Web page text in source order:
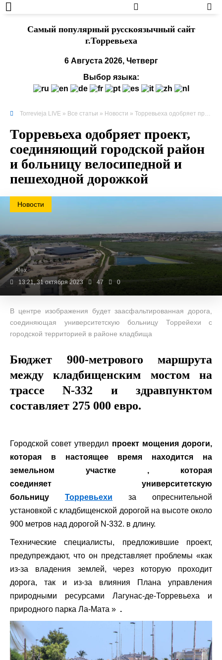
Cамый популярный русскоязычный сайт
г.Торревьеха
6 Августа 2026, Четверг
Выбор языка:
Torrevieja LIVE » Все статьи » Новости » Торревьеха одобряет проект, соединяющий городской район и больницу велосипедной и пешеходной дорожкой
Торревьеха одобряет проект,
соединяющий городской район
и больницу велосипедной и
пешеходной дорожкой
Новости
Alex
13:21, 31 октября 2023
47 0
В центре изображения будет заасфальтированная дорога,
соединяющая университетскую больницу Торрейехи с
городской территорией в районе кладбища
Бюджет 900-метрового маршрута
между кладбищенским мостом на
трассе N-332 и здравпунктом
составляет 275 000 евро.
Городской совет утвердил проект мощения дороги,
которая в настоящее время находится на
земельном участке , которая
соединяет университетскую
больницу Торревьехи за опреснительной
установкой с кладбищенской дорогой на высоте около
900 метров над дорогой N-332. в длину.
Технические специалисты, предложившие проект,
предупреждают, что он представляет проблемы «как
из-за владения землей, через которую проходит
дорога, так и из-за влияния Плана управления
природными ресурсами Лагунас-де-Торревьеха и
природного парка Ла-Мата » .